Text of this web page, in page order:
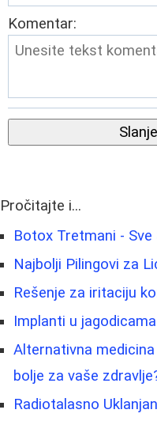
Komentar:
Pročitajte i...
Botox Tretmani -
Najbolji Pilingovi za
Rešenje za iritaciju
Implanti u
Alternativna
bolje za vaše
Radiotalasno